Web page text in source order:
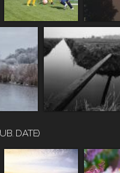
DATE)